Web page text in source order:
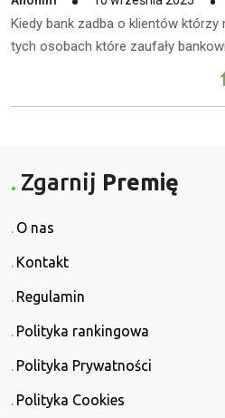
Kiedy bank zadba o klientów
tych osobach które zaufały
Zgarnij Premię
O nas
Kontakt
Regulamin
Polityka rankingowa
Polityka Prywatności
Polityka Cookies